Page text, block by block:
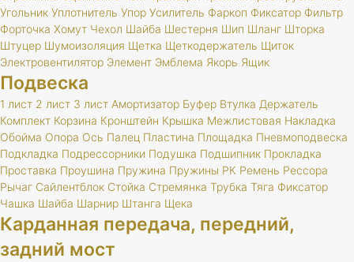
Угольник Уплотнитель Упор Усилитель Фаркоп Фиксатор Фильтр
Форточка Хомут Чехол Шайба Шестерня Шип Шланг Шторка
Штуцер Шумоизоляция Щетка Щеткодержатель Щиток
Электровентилятор Элемент Эмблема Якорь Ящик
Подвеска
1 лист 2 лист 3 лист Амортизатор Буфер Втулка Держатель
Комплект Корзина Кронштейн Крышка Межлистовая Накладка
Обойма Опора Ось Палец Пластина Площадка Пневмоподвеска
Подкладка Подрессорники Подушка Подшипник Прокладка
Проставка Проушина Пружина Пружины РК Ремень Рессора
Рычаг Сайлентблок Стойка Стремянка Трубка Тяга Фиксатор
Чашка Шайба Шарнир Штанга Щека
Карданная передача, передний,
задний мост